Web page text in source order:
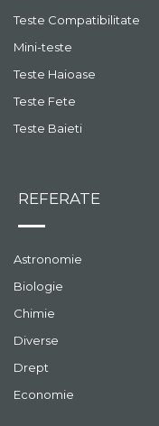
Teste Compatibilitate
Mini-teste
Teste Haioase
Teste Fete
Teste Baieti
REFERATE
Astronomie
Biologie
Chimie
Diverse
Drept
Economie